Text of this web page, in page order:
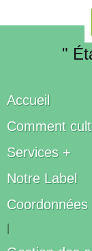
"
Accueil
Comment
Services +
Notre Label